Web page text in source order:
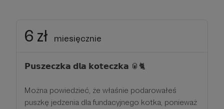
6 zł miesięcznie
𝗣𝘂𝘀𝘇𝗲𝗰𝘇𝗸𝗮 𝗱𝗹𝗮 𝗸𝗼𝘁𝗲𝗰𝘇𝗸𝗮 🥫🐈‍
Można powiedzieć, że właśnie podarowałeś
puszkę jedzenia dla fundacyjnego kotka, ponieważ